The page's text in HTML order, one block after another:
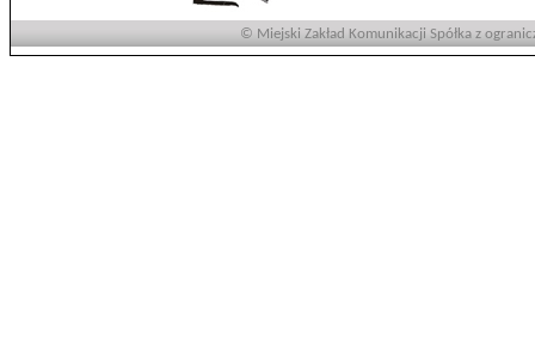
© Miejski Zakład Komunikacji Spółka z